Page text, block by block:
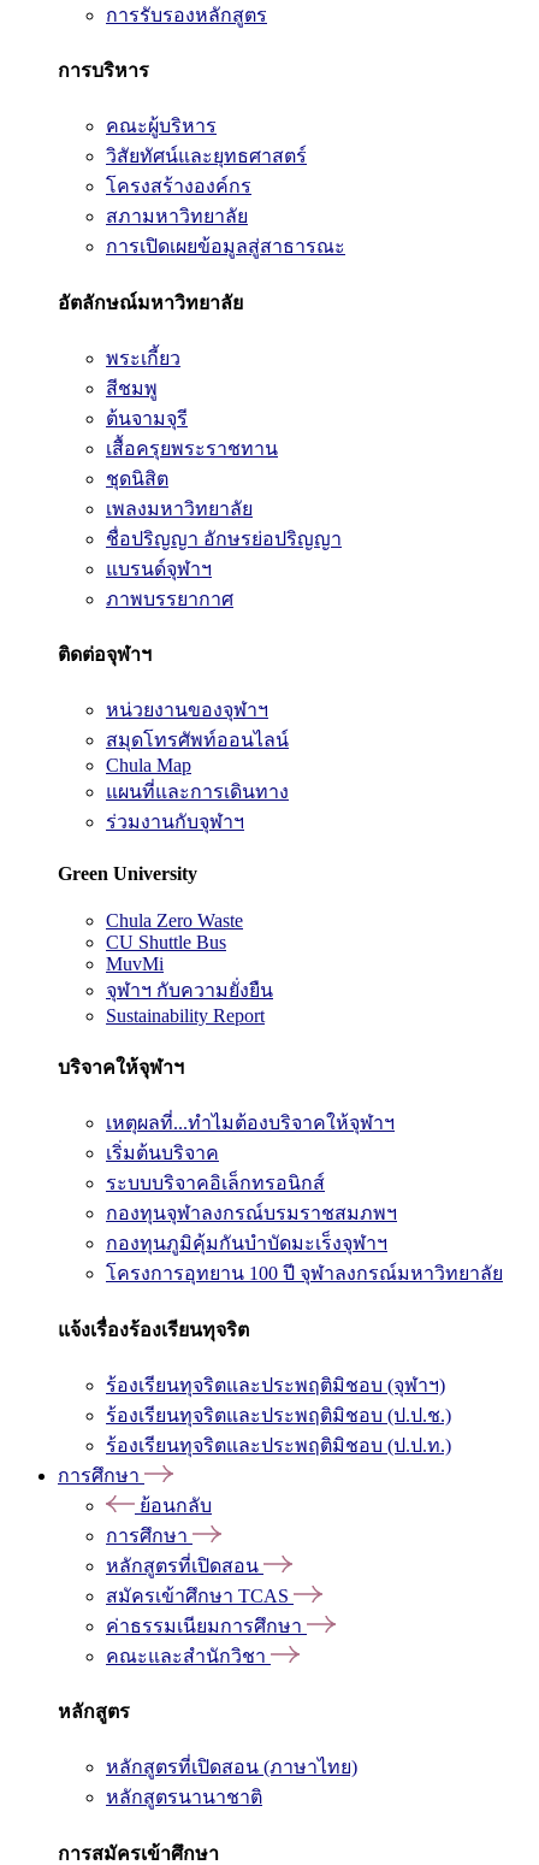
การรับรองหลักสูตร
การบริหาร
คณะผู้บริหาร
วิสัยทัศน์และยุทธศาสตร์
โครงสร้างองค์กร
สภามหาวิทยาลัย
การเปิดเผยข้อมูลสู่สาธารณะ
อัตลักษณ์มหาวิทยาลัย
พระเกี้ยว
สีชมพู
ต้นจามจุรี
เสื้อครุยพระราชทาน
ชุดนิสิต
เพลงมหาวิทยาลัย
ชื่อปริญญา อักษรย่อปริญญา
แบรนด์จุฬาฯ
ภาพบรรยากาศ
ติดต่อจุฬาฯ
หน่วยงานของจุฬาฯ
สมุดโทรศัพท์ออนไลน์
Chula Map
แผนที่และการเดินทาง
ร่วมงานกับจุฬาฯ
Green University
Chula Zero Waste
CU Shuttle Bus
MuvMi
จุฬาฯ กับความยั่งยืน
Sustainability Report
บริจาคให้จุฬาฯ
เหตุผลที่...ทำไมต้องบริจาคให้จุฬาฯ
เริ่มต้นบริจาค
ระบบบริจาคอิเล็กทรอนิกส์
กองทุนจุฬาลงกรณ์บรมราชสมภพฯ
กองทุนภูมิคุ้มกันบำบัดมะเร็งจุฬาฯ
โครงการอุทยาน 100 ปี จุฬาลงกรณ์มหาวิทยาลัย
แจ้งเรื่องร้องเรียนทุจริต
ร้องเรียนทุจริตและประพฤติมิชอบ (จุฬาฯ)
ร้องเรียนทุจริตและประพฤติมิชอบ (ป.ป.ช.)
ร้องเรียนทุจริตและประพฤติมิชอบ (ป.ป.ท.)
การศึกษา
ย้อนกลับ
การศึกษา
หลักสูตรที่เปิดสอน
สมัครเข้าศึกษา TCAS
ค่าธรรมเนียมการศึกษา
คณะและสำนักวิชา
หลักสูตร
หลักสูตรที่เปิดสอน (ภาษาไทย)
หลักสูตรนานาชาติ
การสมัครเข้าศึกษา